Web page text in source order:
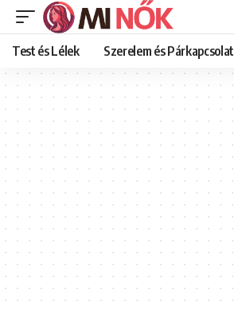
Test és Lélek Szerelem és Párkapcsolat